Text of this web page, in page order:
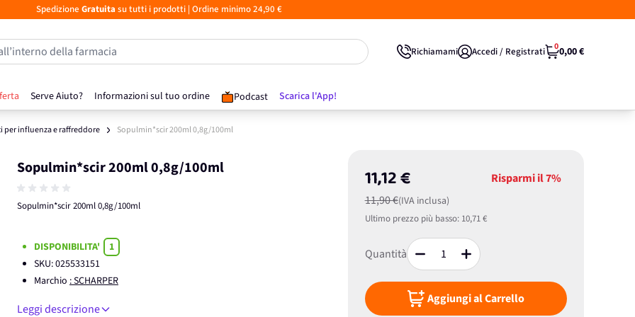
Spedizione Gratuita su tutti i prodotti| Ordine minimo 24,90 €
Serve Aiuto? Informazioni sul tuo ordine Podcast Scarica l'App!
della farmacia Richiamami Accedi / Registrati 00,00 €
per influenza e raffreddore Sopulmin*scir 200ml 0,8g/100ml
Sopulmin*scir 200ml 0,8g/100ml
Sopulmin*scir 200ml 0,8g/100ml
11,12 €
11,90 €(IVA inclusa)
Risparmi il7%
Ultimo prezzo più basso: 10,71 €
Quantità
Aggiungi al Carrello
DISPONIBILITA'
1
SKU:025533151
Marchio : SCHARPER
Leggi descrizione